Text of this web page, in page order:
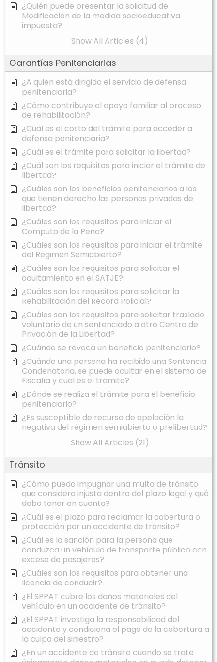
¿Quién puede presentar la solicitud de
Modificación de la medida socioeducativa
impuesta?
Show All Articles (4)
Garantías Penitenciarias
¿A quién está dirigido el servicio de defensa
penitenciaria?
¿Cómo contribuye el apoyo familiar al proceso
de rehabilitación?
¿Cuál es el costo del trámite para acceder a
defensa penitenciaria?
¿Cuál es el trámite para solicitar la libertad?
¿Cuál son los requisitos para iniciar el trámite de
libertad?
¿Cuáles son los beneficios penitenciarios a los
que tienen derecho las personas privadas de
libertad?
¿Cuáles son los requisitos para iniciar el
Computo de la Pena?
¿Cuáles son los requisitos para iniciar el trámite
del Régimen Semiabierto?
¿Cuáles son los requisitos para solicitar el
ocultamiento en el SATJE?
¿Cuáles son los requisitos para solicitar la
Rehabilitación del Record Policial?
¿Cuáles son los requisitos para solicitar traslado
voluntario de un sentenciado a otro Centro de
Privación de la Libertad?
¿Cuándo se revoca un beneficio penitenciario?
¿Cuándo una persona ha recibido una Sentencia
Condenatoria, se puede ocultar en el sistema de
Fiscalía y cual es el trámite?
¿Dónde se realiza el trámite para el beneficio
penitenciario?
¿Es susceptible de recurso de apelación la
negativa del régimen semiabierto o prelibertad?
Show All Articles (21)
Tránsito
¿Cómo puedo impugnar una multa de tránsito
que considero injusta dentro del plazo legal y qué
debo tener en cuenta?
¿Cuál es el plazo para reclamar la cobertura o
protección por un accidente de tránsito?
¿Cuál es la sanción para la persona que
conduzca un vehículo de transporte público con
exceso de pasajeros?
¿Cuáles son los requisitos para obtener una
licencia de conducir?
¿El SPPAT cubre los daños materiales del
vehículo en un accidente de tránsito?
¿El SPPAT investiga la responsabilidad del
accidente y condiciona el pago de la cobertura a
la culpa del siniestro?
¿En un accidente de tránsito cuando se trate